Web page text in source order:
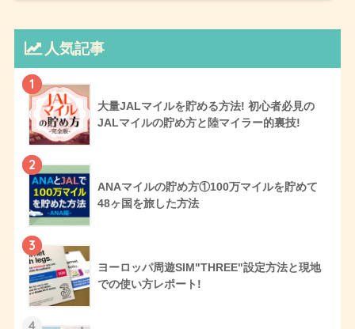
人気記事
1
大量JALマイルを貯める方法! 初心者必見の
JALマイルの貯め方と陸マイラー的裏技!
2
ANAマイルの貯め方①100万マイルを貯めて
48ヶ国を旅した方法
3
ヨーロッパ周遊SIM"THREE"設定方法と現地
での使い方レポート!